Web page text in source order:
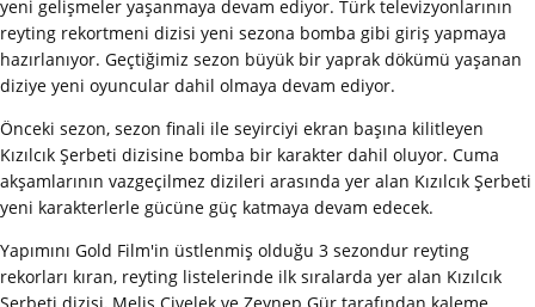
yeni gelişmeler yaşanmaya devam ediyor. Türk televizyonlarının
reyting rekortmeni dizisi yeni sezona bomba gibi giriş yapmaya
hazırlanıyor. Geçtiğimiz sezon büyük bir yaprak dökümü yaşanan
diziye yeni oyuncular dahil olmaya devam ediyor.
Önceki sezon, sezon finali ile seyirciyi ekran başına kilitleyen
Kızılcık Şerbeti dizisine bomba bir karakter dahil oluyor. Cuma
akşamlarının vazgeçilmez dizileri arasında yer alan Kızılcık Şerbeti
yeni karakterlerle gücüne güç katmaya devam edecek.
Yapımını Gold Film'in üstlenmiş olduğu 3 sezondur reyting
rekorları kıran, reyting listelerinde ilk sıralarda yer alan Kızılcık